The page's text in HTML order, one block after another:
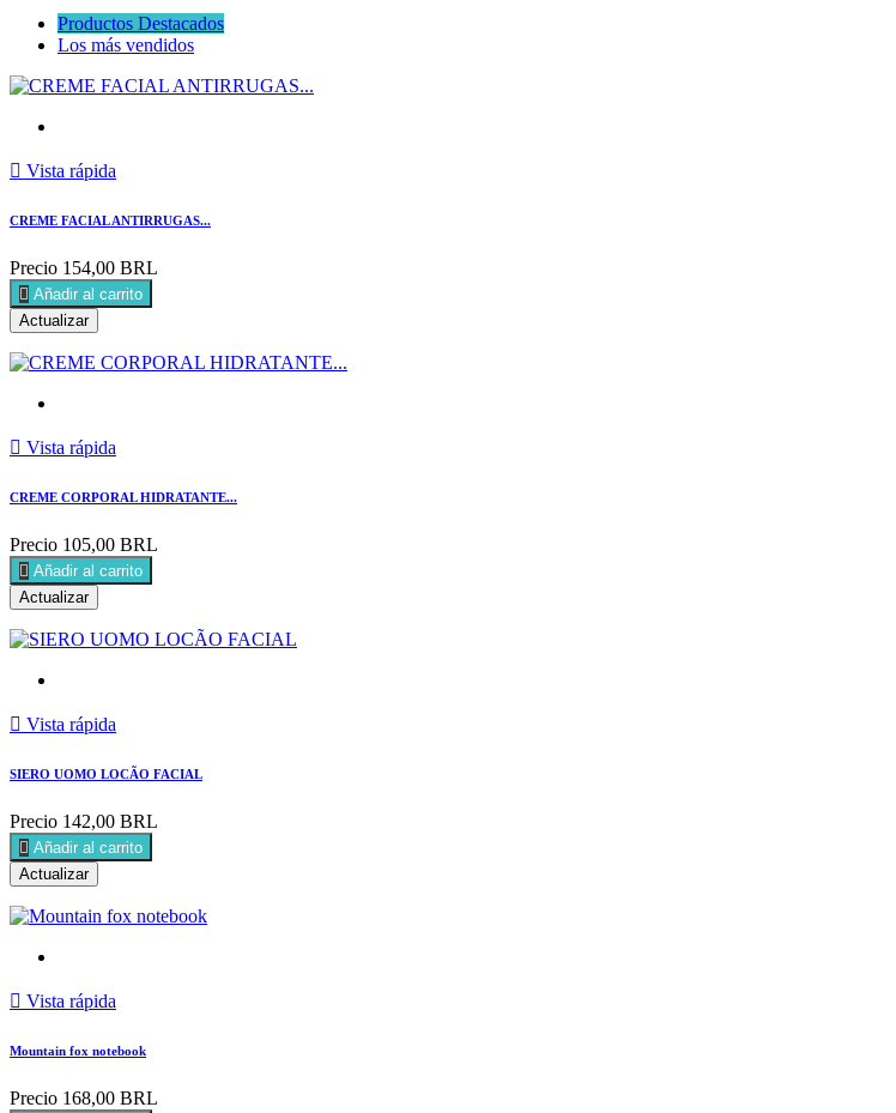
Productos Destacados
Los más vendidos
 Vista rápida
CREME FACIAL ANTIRRUGAS...
Precio 154,00 BRL
 Añadir al carrito
 Vista rápida
CREME CORPORAL HIDRATANTE...
Precio 105,00 BRL
 Añadir al carrito
 Vista rápida
SIERO UOMO LOCÃO FACIAL
Precio 142,00 BRL
 Añadir al carrito
 Vista rápida
Mountain fox notebook
Precio 168,00 BRL